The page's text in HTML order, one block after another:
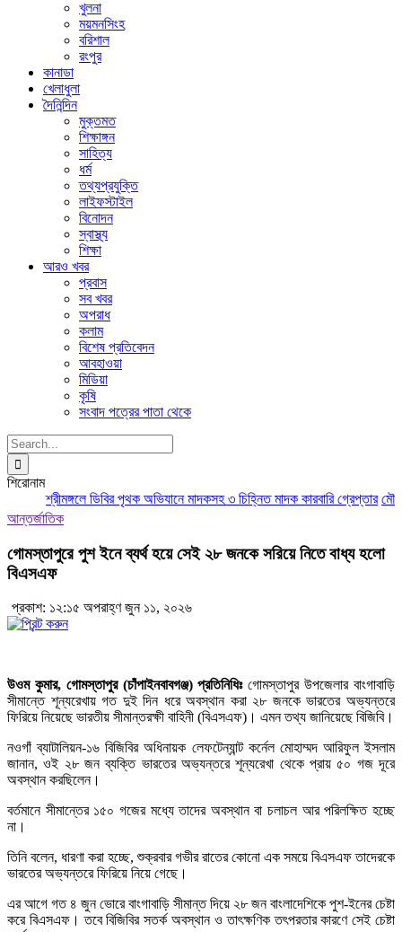
খুলনা
ময়মনসিংহ
বরিশাল
রংপুর
কানাডা
খেলাধুলা
দৈনিন্দিন
মুক্তমত
শিক্ষাঙ্গন
সাহিত্য
ধর্ম
তথ্যপ্রযুক্তি
লাইফস্টাইল
বিনোদন
স্বাস্থ্য
শিক্ষা
আরও খবর
প্রবাস
সব খবর
অপরাধ
কলাম
বিশেষ প্রতিবেদন
আবহাওয়া
মিডিয়া
কৃষি
সংবাদ পত্রের পাতা থেকে
Search
for:
শিরোনাম
শ্রীমঙ্গলে ডিবির পৃথক অভিযানে মাদকসহ ৩ চিহ্নিত মাদক কারবারি গ্রেপ্তার
আন্তর্জাতিক
গোমস্তাপুরে পুশ ইনে ব্যর্থ হয়ে সেই ২৮ জনকে সরিয়ে নিতে বাধ্য হলো
বিএসএফ
প্রকাশ: ১২:১৫ অপরাহ্ণ জুন ১১, ২০২৬
উওম কুমার, গোমস্তাপুর (চাঁপাইনবাবগঞ্জ) প্রতিনিধিঃগোমস্তাপুর উপজেলার বাংগাবাড়ি
সীমান্তে শূন্যরেখায় গত দুই দিন ধরে অবস্থান করা ২৮ জনকে ভারতের অভ্যন্তরে
ফিরিয়ে নিয়েছে ভারতীয় সীমান্তরক্ষী বাহিনী (বিএসএফ)। এমন তথ্য জানিয়েছে বিজিবি।
নওগাঁ ব্যাটালিয়ন-১৬ বিজিবির অধিনায়ক লেফটেন্যান্ট কর্নেল মোহাম্মদ আরিফুল ইসলাম
জানান, ওই ২৮ জন ব্যক্তি ভারতের অভ্যন্তরে শূন্যরেখা থেকে প্রায় ৫০ গজ দূরে
অবস্থান করছিলেন।
বর্তমানে সীমান্তের ১৫০ গজের মধ্যে তাদের অবস্থান বা চলাচল আর পরিলক্ষিত হচ্ছে
না।
তিনি বলেন, ধারণা করা হচ্ছে, শুক্রবার গভীর রাতের কোনো এক সময়ে বিএসএফ তাদেরকে
ভারতের অভ্যন্তরে ফিরিয়ে নিয়ে গেছে।
এর আগে গত ৪ জুন ভোরে বাংগাবাড়ি সীমান্ত দিয়ে ২৮ জন বাংলাদেশিকে পুশ-ইনের চেষ্টা
করে বিএসএফ। তবে বিজিবির সতর্ক অবস্থান ও তাৎক্ষণিক তৎপরতার কারণে সেই চেষ্টা